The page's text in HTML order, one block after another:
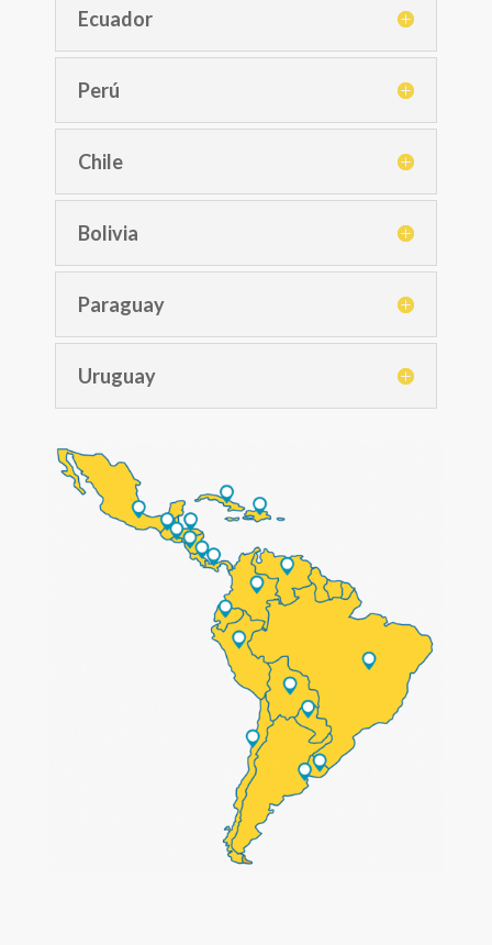
Ecuador
Perú
Chile
Bolivia
Paraguay
Uruguay